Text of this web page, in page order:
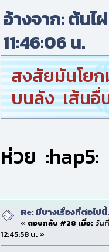
อ้างจาก: ต้น
11:46:06 น.
สงสัยมันโย
บนลัง เส้นอื่
ห่วย :hap5:
Re: มีบางเรื่องที่ต่อไป
« ตอบกลับ #28 เมื่อ:วันที่
12:45:58 น. »